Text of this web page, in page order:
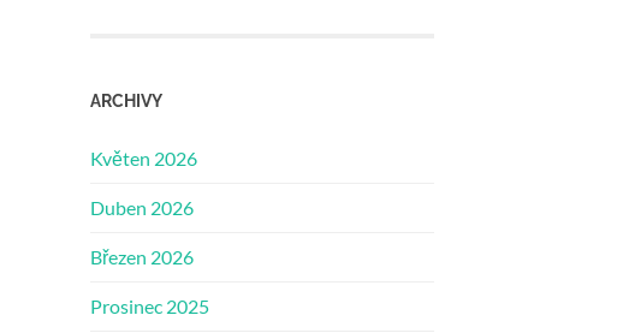
ARCHIVY
Květen 2026
Duben 2026
Březen 2026
Prosinec 2025